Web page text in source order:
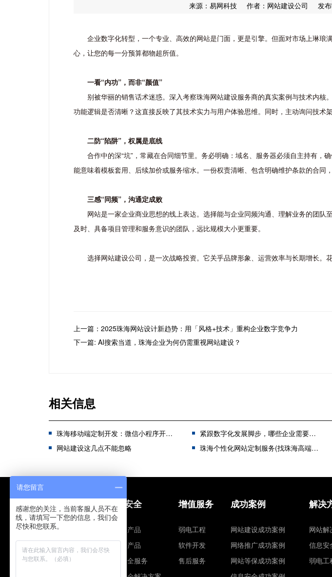
来源：易网科技 作者：网站建设公司 发
企业数字化转型，一个专业、高效的网站是门面，更是引擎。但面对市场上琳
心，让您的每一分预算都物超所值。
一看“内功”，而非“颜值”
别被华丽的销售话术迷惑。深入考察珠海网站建设服务商的真实案例与技术内
功能逻辑是否清晰？这直接反映了其技术实力与用户体验思维。同时，主动询问技术
二防“陷阱”，权属是底线
合作中的深“坑”，常藏在合同细节里。务必明确：域名、服务器必须自主持有
能意味着模板套用、后续加价或服务缩水。一份权责清晰、包含明确维护条款的合同，
三感“同频”，沟通定成败
网站是一家企业商业思想的线上表达。选择能与企业同频沟通、理解业务的团
及时、具备项目管理和服务意识的团队，远比规模大小更重要。
选择网站建设公司，是一次战略投资。它关乎品牌形象、运营效率与长期增长。
上一篇：2025珠海网站设计新趋势：用「风格+技术」重构企业数字竞争力
下一篇: AI搜索当道，珠海企业为何仍需重视网站建设？
相关信息
珠海移动端定制开发：微信小程序开发和APP开发该如何选择？ 紧跟数字化发展脚步，哪些企业需要做定制型网站？
网站建设这几点不能忽略
珠海个性化网站定制服务(找珠海高端网站建设公司)
网站建设
建站营销
网站安全
网站解决方案
信息安全
智安全产品
云安全产品
信息安全服务
增值服务
弱电工程
软件开发
售后服务
成功案例
网站建设成功案例
网络推广成功案例
网站等保成功案例
解决
网站解
信息安
弱电工
请您留言
感谢您的关注，当前客服人员不在
线，请填写一下您的信息，我们会
尽快和您联系。